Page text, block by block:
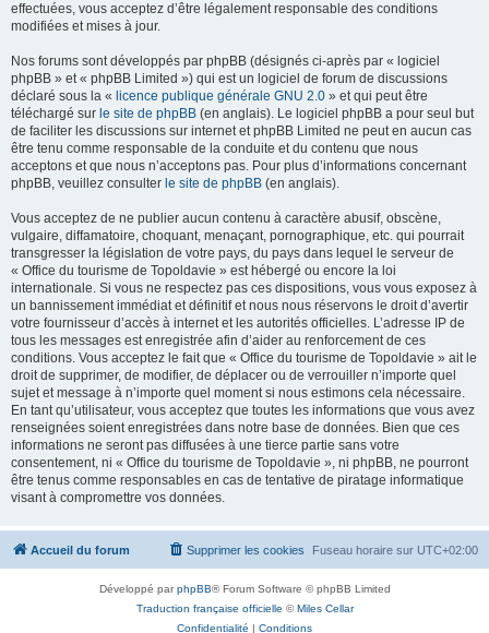
effectuées, vous acceptez d’être légalement responsable des conditions
modifiées et mises à jour.
Nos forums sont développés par phpBB (désignés ci-après par « logiciel
phpBB » et « phpBB Limited ») qui est un logiciel de forum de discussions
déclaré sous la « licence publique générale GNU 2.0 » et qui peut être
téléchargé sur le site de phpBB (en anglais). Le logiciel phpBB a pour seul but
de faciliter les discussions sur internet et phpBB Limited ne peut en aucun cas
être tenu comme responsable de la conduite et du contenu que nous
acceptons et que nous n’acceptons pas. Pour plus d’informations concernant
phpBB, veuillez consulter le site de phpBB (en anglais).
Vous acceptez de ne publier aucun contenu à caractère abusif, obscène,
vulgaire, diffamatoire, choquant, menaçant, pornographique, etc. qui pourrait
transgresser la législation de votre pays, du pays dans lequel le serveur de
« Office du tourisme de Topoldavie » est hébergé ou encore la loi
internationale. Si vous ne respectez pas ces dispositions, vous vous exposez à
un bannissement immédiat et définitif et nous nous réservons le droit d’avertir
votre fournisseur d’accès à internet et les autorités officielles. L’adresse IP de
tous les messages est enregistrée afin d’aider au renforcement de ces
conditions. Vous acceptez le fait que « Office du tourisme de Topoldavie » ait le
droit de supprimer, de modifier, de déplacer ou de verrouiller n’importe quel
sujet et message à n’importe quel moment si nous estimons cela nécessaire.
En tant qu’utilisateur, vous acceptez que toutes les informations que vous avez
renseignées soient enregistrées dans notre base de données. Bien que ces
informations ne seront pas diffusées à une tierce partie sans votre
consentement, ni « Office du tourisme de Topoldavie », ni phpBB, ne pourront
être tenus comme responsables en cas de tentative de piratage informatique
visant à compromettre vos données.
Accueil du forum Fuseau horaire sur UTC+02:00
Supprimer les cookies
Développé parphpBB® Forum Software © phpBB Limited
Traduction française officielle ©Miles Cellar
Confidentialité | Conditions